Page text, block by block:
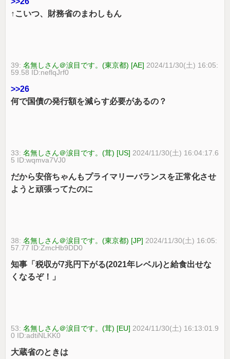
↑こいつ、財務省のまわしもん
39:名無しさん＠涙目です。(東京都) [AE] 2024/11/30(土) 16:05:
59.58 ID:neflqJrf0
>>26
何で国債の発行額を減らす必要があるの？
33:名無しさん＠涙目です。(茸) [US] 2024/11/30(土) 16:04:17.6
5 ID:wqmva7VJ0
だから安倍ちゃんもプライマリーバランスを正常化させ
ようと頑張ってたのに
38:名無しさん＠涙目です。(東京都) [JP] 2024/11/30(土) 16:05:
57.77 ID:ZmcHb9DD0
知事「税収が7兆円下がる(2021年レベル)と給食出せな
くなるぞ！」
53:名無しさん＠涙目です。(茸) [EU] 2024/11/30(土) 16:13:01.9
0 ID:adtiNLKK0
大蔵省のときは